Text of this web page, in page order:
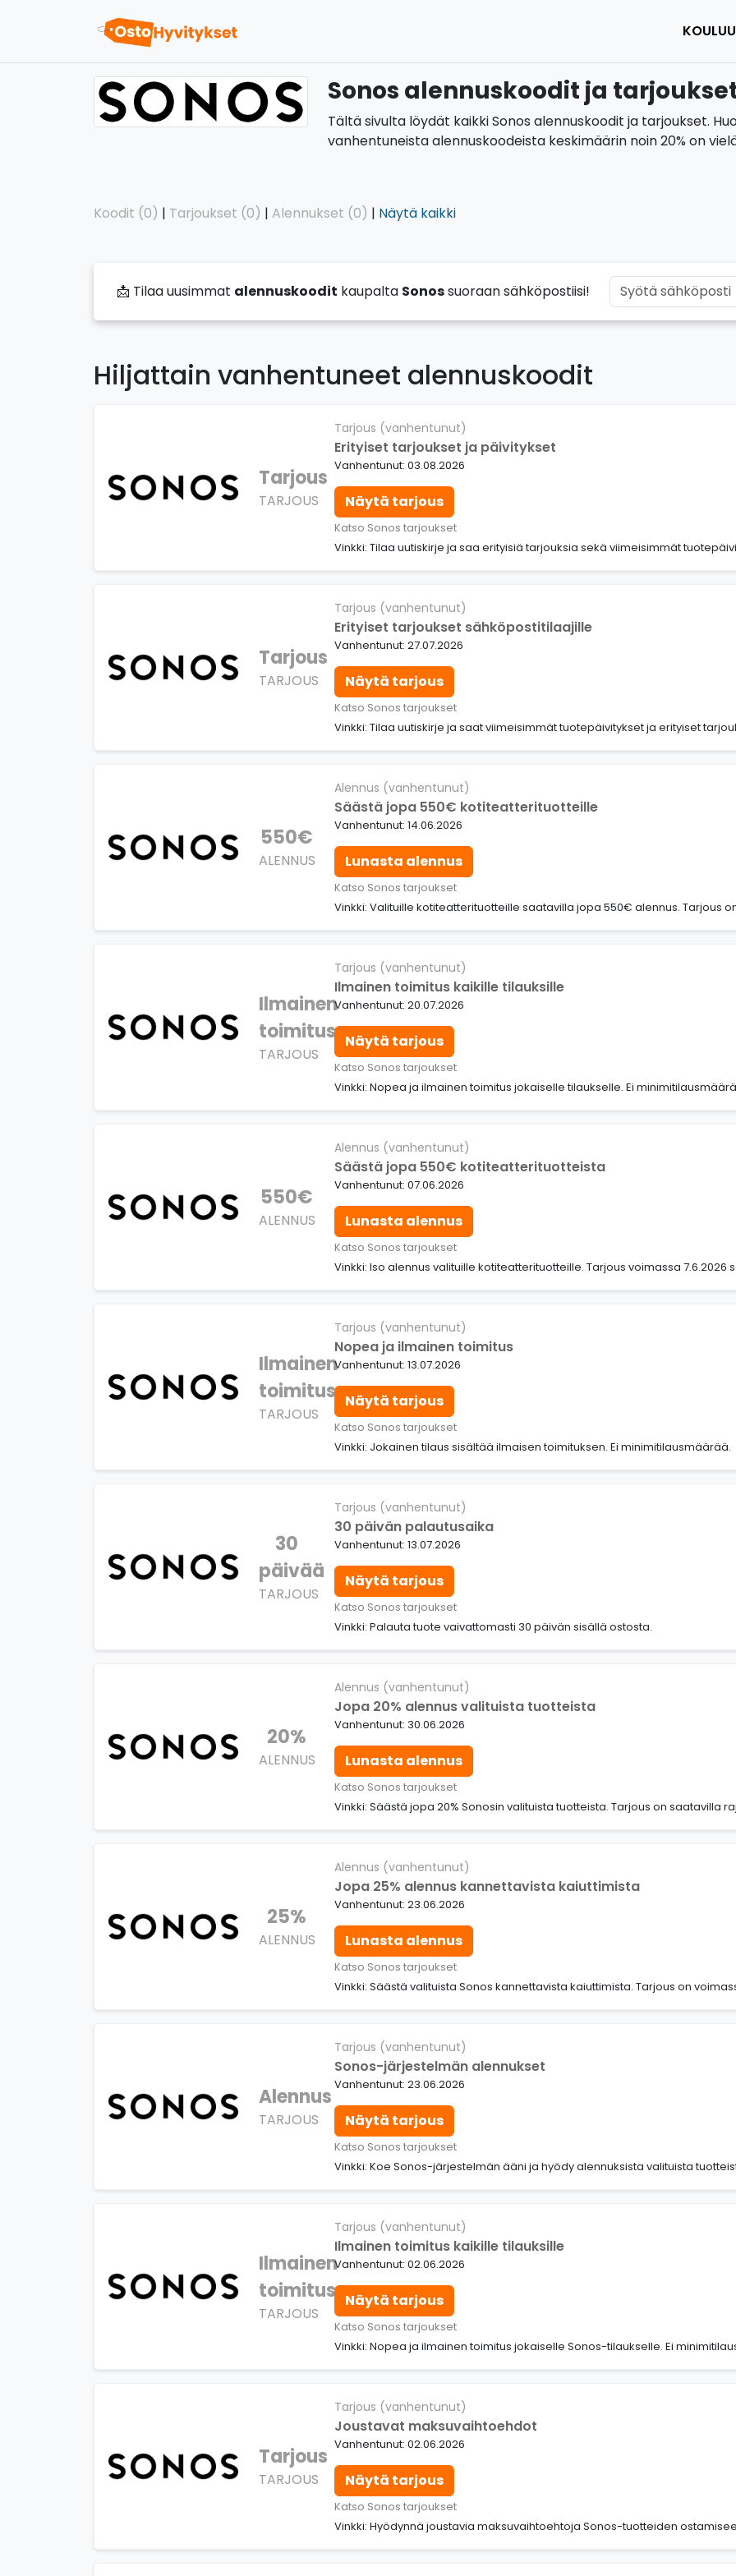
Sonos alennuskoodit ja
Tältä sivulta löydät kaikki Sonos alennuskoodit ja tarjoukset.
vanhentuneista alennuskoodeista keskimäärin noin 20% on
Koodit (0) | Tarjoukset (0) | Alennukset (0) | Näytä kaikki
📩 Tilaa uusimmat alennuskoodit kaupalta Sonossuoraan sähköpostiisi!
Hiljattain vanhentuneet alennuskoodit
Tarjous
TARJOUS
Tarjous (vanhentunut)
Erityiset tarjoukset ja päivitykset
Vanhentunut: 03.08.2026
Näytä tarjous
Katso Sonos tarjoukset
Vinkki: Tilaa uutiskirje ja saa erityisiä tarjouksia sekä viimeisimmät
Tarjous
TARJOUS
Tarjous (vanhentunut)
Erityiset tarjoukset sähköpostitilaajille
Vanhentunut: 27.07.2026
Näytä tarjous
Katso Sonos tarjoukset
Vinkki: Tilaa uutiskirje ja saat viimeisimmät tuotepäivitykset ja erityiset
550€
ALENNUS
Alennus (vanhentunut)
Säästä jopa 550€ kotiteatterituotteille
Vanhentunut: 14.06.2026
Lunasta alennus
Katso Sonos tarjoukset
Vinkki: Valituille kotiteatterituotteille saatavilla jopa 550€ alennus. Tarjous
Ilmainen
toimitus
TARJOUS
Tarjous (vanhentunut)
Ilmainen toimitus kaikille tilauksille
Vanhentunut: 20.07.2026
Näytä tarjous
Katso Sonos tarjoukset
Vinkki: Nopea ja ilmainen toimitus jokaiselle tilaukselle. Ei
550€
ALENNUS
Alennus (vanhentunut)
Säästä jopa 550€ kotiteatterituotteista
Vanhentunut: 07.06.2026
Lunasta alennus
Katso Sonos tarjoukset
Vinkki: Iso alennus valituille kotiteatterituotteille. Tarjous voimassa 7.6.2026
Ilmainen
toimitus
TARJOUS
Tarjous (vanhentunut)
Nopea ja ilmainen toimitus
Vanhentunut: 13.07.2026
Näytä tarjous
Katso Sonos tarjoukset
Vinkki: Jokainen tilaus sisältää ilmaisen toimituksen. Ei minimitilausmäärää.
30
päivää
TARJOUS
Tarjous (vanhentunut)
30 päivän palautusaika
Vanhentunut: 13.07.2026
Näytä tarjous
Katso Sonos tarjoukset
Vinkki: Palauta tuote vaivattomasti 30 päivän sisällä ostosta.
20%
ALENNUS
Alennus (vanhentunut)
Jopa 20% alennus valituista tuotteista
Vanhentunut: 30.06.2026
Lunasta alennus
Katso Sonos tarjoukset
Vinkki: Säästä jopa 20% Sonosin valituista tuotteista. Tarjous on saatavilla
25%
ALENNUS
Alennus (vanhentunut)
Jopa 25% alennus kannettavista kaiuttimista
Vanhentunut: 23.06.2026
Lunasta alennus
Katso Sonos tarjoukset
Vinkki: Säästä valituista Sonos kannettavista kaiuttimista. Tarjous on
Alennus
TARJOUS
Tarjous (vanhentunut)
Sonos-järjestelmän alennukset
Vanhentunut: 23.06.2026
Näytä tarjous
Katso Sonos tarjoukset
Vinkki: Koe Sonos-järjestelmän ääni ja hyödy alennuksista valituista
Ilmainen
toimitus
TARJOUS
Tarjous (vanhentunut)
Ilmainen toimitus kaikille tilauksille
Vanhentunut: 02.06.2026
Näytä tarjous
Katso Sonos tarjoukset
Vinkki: Nopea ja ilmainen toimitus jokaiselle Sonos-tilaukselle. Ei
Tarjous
TARJOUS
Tarjous (vanhentunut)
Joustavat maksuvaihtoehdot
Vanhentunut: 02.06.2026
Näytä tarjous
Katso Sonos tarjoukset
Vinkki: Hyödynnä joustavia maksuvaihtoehtoja Sonos-tuotteiden